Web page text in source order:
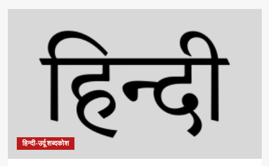
हिन्दी-उर्दू शब्दकोश